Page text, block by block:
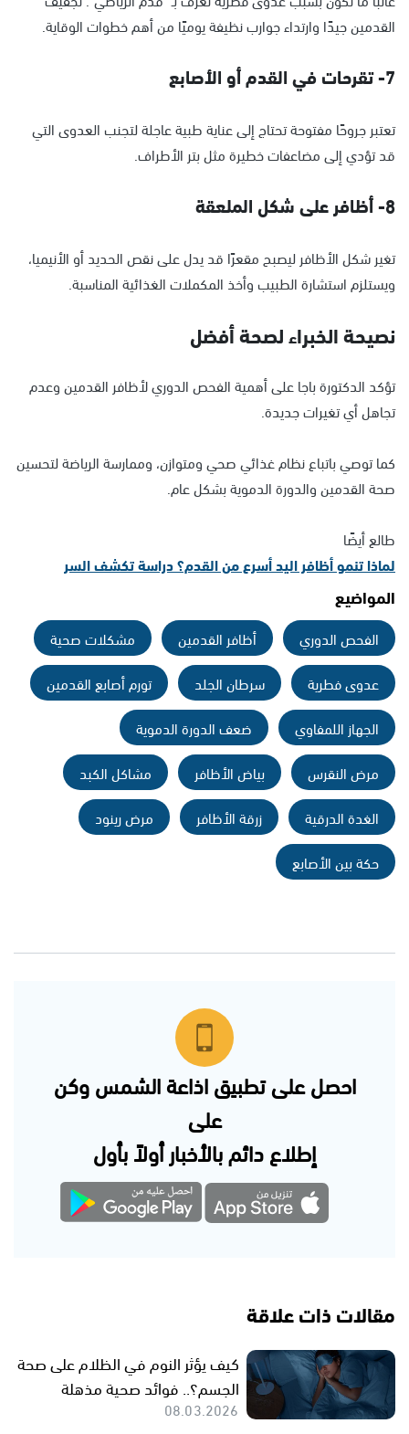
القدمين جيدًا وارتداء جوارب نظيفة يوميًا من أهم خطوات الوقاية.
7- تقرحات في القدم أو الأصابع
تعتبر جروحًا مفتوحة تحتاج إلى عناية طبية عاجلة لتجنب العدوى التي
قد تؤدي إلى مضاعفات خطيرة مثل بتر الأطراف.
8- أظافر على شكل الملعقة
تغير شكل الأظافر ليصبح مقعرًا قد يدل على نقص الحديد أو الأنيميا،
ويستلزم استشارة الطبيب وأخذ المكملات الغذائية المناسبة.
نصيحة الخبراء لصحة أفضل
تؤكد الدكتورة باجا على أهمية الفحص الدوري لأظافر القدمين وعدم
تجاهل أي تغيرات جديدة.
كما توصي باتباع نظام غذائي صحي ومتوازن، وممارسة الرياضة لتحسين
صحة القدمين والدورة الدموية بشكل عام.
طالع أيضًا
لماذا تنمو أظافر اليد أسرع من القدم؟ دراسة تكشف السر
المواضيع
الفحص الدوري أظافر القدمين
مشكلات صحية
عدوى فطرية
سرطان الجلد
تورم أصابع القدمين
الجهاز اللمفاوي
ضعف الدورة الدموية
مرض النقرس
بياض الأظافر
مشاكل الكبد
الغدة الدرقية
زرقة الأظافر
مرض رينود
حكة بين الأصابع
احصل على تطبيق اذاعة الشمس وكن
على
إطلاع دائم بالأخبار أولاً بأول
مقالات ذات علاقة
كيف يؤثر النوم في الظلام على صحة
الجسم؟.. فوائد صحية مذهلة
08.03.2026